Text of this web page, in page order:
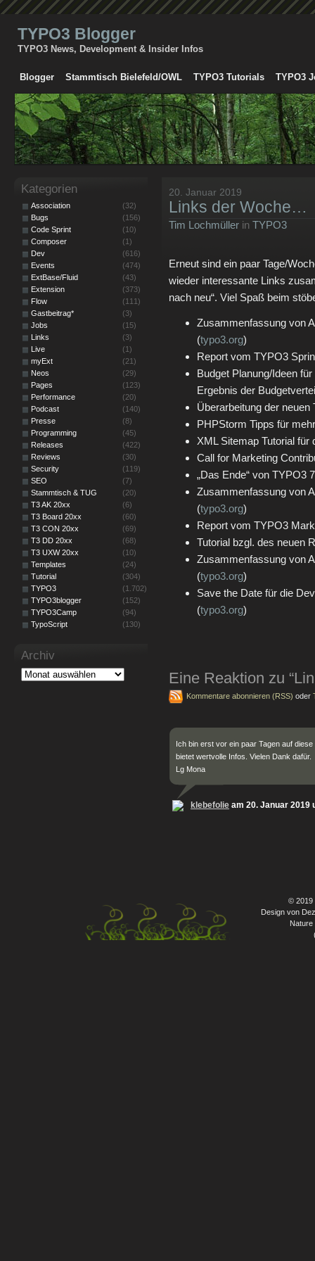
TYPO3 Blogger
TYPO3 News, Development & Insider Infos
Blogger Stammtisch Bielefeld/OWL TYPO3 Tutorials TYPO3
20. Januar 2019
Links der Woche…
Tim Lochmüller in TYPO3
Erneut sind ein paar Tage/
wieder interessante Links
nach neu“. Viel Spaß beim
Zusammenfassung von
(typo3.org)
Report vom TYPO3
Budget Planung/Ideen für
Ergebnis der
Überarbeitung der
PHPStorm Tipps für
XML Sitemap Tutorial für
Call for Marketing
„Das Ende“ von TYPO3
Zusammenfassung von
(typo3.org)
Report vom TYPO3
Tutorial bzgl. des neuen
Zusammenfassung von
(typo3.org)
Save the Date für die
(typo3.org)
Eine Reaktion zu
Kommentare abonnieren (RSS) oder
Ich bin erst vor ein paar Tagen auf
bietet wertvolle Infos. Vielen Dank dafür.
Lg Mona
klebefolie am 20. Januar 2019
Kategorien
Association
(32)
Bugs
(156)
Code Sprint
(10)
Composer
(1)
Dev
(616)
Events
(474)
ExtBase/Fluid
(43)
Extension
(373)
Flow
(111)
Gastbeitrag*
(3)
Jobs
(15)
Links
(3)
Live
(1)
myExt
(21)
Neos
(29)
Pages
(123)
Performance
(20)
Podcast
(140)
Presse
(8)
Programming
(45)
Releases
(422)
Reviews
(30)
Security
(119)
SEO
(7)
Stammtisch & TUG
(20)
T3 AK 20xx
(6)
T3 Board 20xx
(60)
T3 CON 20xx
(69)
T3 DD 20xx
(68)
T3 UXW 20xx
(10)
Templates
(24)
Tutorial
(304)
TYPO3
(1.702)
TYPO3blogger
(152)
TYPO3Camp
(94)
TypoScript
(130)
Archiv
© 2019
Design von
Nature